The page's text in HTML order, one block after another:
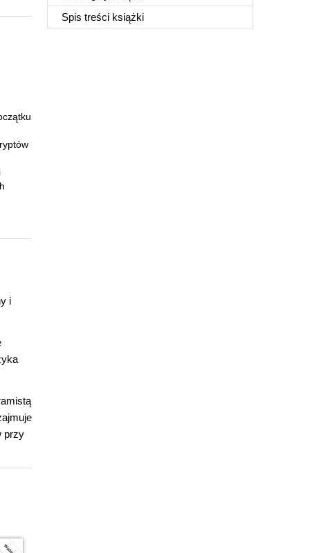
Spis treści książki
i
przy